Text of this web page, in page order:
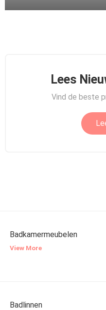
Lees
Vind de beste
Badkamermeubelen
View More
Badlinnen